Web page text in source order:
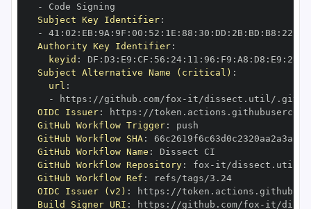
-
Subject Key Identifier:
-
41 : 02 : EB: 9A : 9F : 00 : 52 : 1E : 88 : 30 : DD : 2B: BD : B8 : 22
Authority Key Identifier:
keyid : DF : D3 : E9 : CF : 56 : 24: 11 : 96 : F9 : A8 : D8 : E9 : 28
Subject Alternative Name (critical) :
url :
-
https : //github.com/fox - it/dissect.util/
OIDC Issuer: https :
GitHub Workflow Trigger:
GitHub Workflow SHA:
GitHub Workflow Name :
GitHub Workflow Repository: fox -
GitHub Workflow Ref :
refs/tags/3.24
OIDC Issuer (v2) : https :
Build Signer URI : https : //github.com/fox - it/